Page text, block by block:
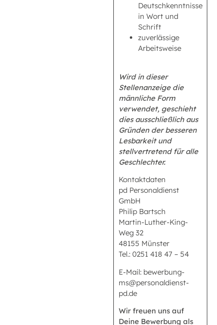
Deutschkenntnisse
in Wort und
Schrift
zuverlässige
Arbeitsweise
Wird in dieser
Stellenanzeige die
männliche Form
verwendet, geschieht
dies ausschließlich aus
Gründen der besseren
Lesbarkeit und
stellvertretend für alle
Geschlechter.
Kontaktdaten
pd Personaldienst
GmbH
Philip Bartsch
Martin-Luther-King-
Weg 32
48155 Münster
Tel.: 0251 418 47 – 54
E-Mail: bewerbung-
ms@personaldienst-
pd.de
Wir freuen uns auf
Deine Bewerbung als